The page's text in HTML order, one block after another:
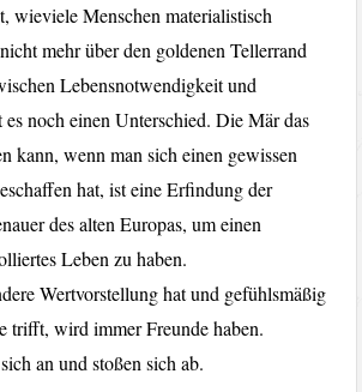
wieviele Menschen materialistisch
mehr über den goldenen Tellerrand
Lebensnotwendigkeit und
es noch einen Unterschied. Die Mär das
kann, wenn man sich einen gewissen
hat, ist eine Erfindung der
des alten Europas, um einen
Leben zu haben.
Wertvorstellung hat und gefühlsmäßig
trifft, wird immer Freunde haben.
an und stoßen sich ab.